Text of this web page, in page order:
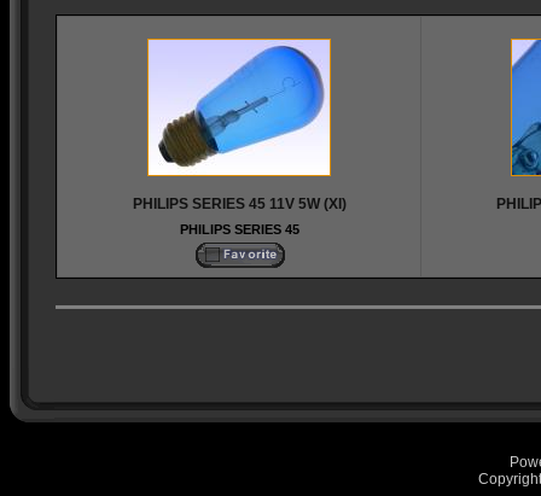
PHILIPS SERIES 45 11V 5W (XI)
PHILIPS SERIES 45